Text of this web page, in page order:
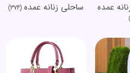
عمده ساحلی زنانه عمده(374)